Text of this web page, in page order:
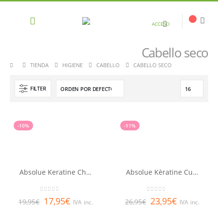
ACCESO
Cabello seco
TIENDA HIGIENE CABELLO CABELLO SECO
FILTER
-10%
Absolue Keratine Champú RENE FURTERER 200 ml
19,95€ 17,95€ IVA inc.
-11%
Absolue Kèratine Cuidado regeneración sublime RENE FURTERER 100 ml
26,95€ 23,95€ IVA inc.